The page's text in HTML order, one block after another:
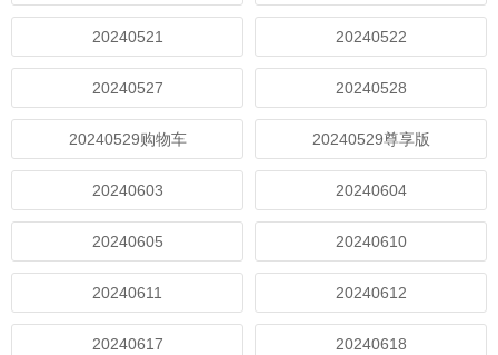
20240521 20240522
20240527 20240528
20240529购物车 20240529尊享版
20240603 20240604
20240605 20240610
20240611 20240612
20240617 20240618